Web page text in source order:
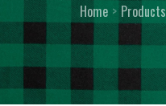
Home Products